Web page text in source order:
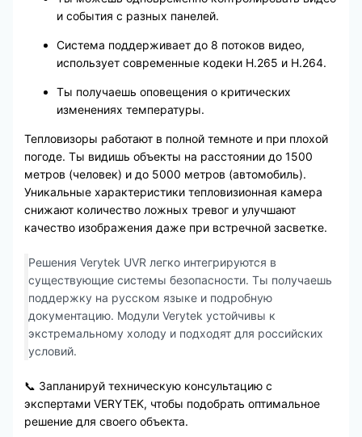
и события с разных панелей.
Система поддерживает до 8 потоков видео,
использует современные кодеки H.265 и H.264.
Ты получаешь оповещения о критических
изменениях температуры.
Тепловизоры работают в полной темноте и при плохой
погоде. Ты видишь объекты на расстоянии до 1500
метров (человек) и до 5000 метров (автомобиль).
Уникальные характеристики тепловизионная камера
снижают количество ложных тревог и улучшают
качество изображения даже при встречной засветке.
Решения Verytek UVR легко интегрируются в
существующие системы безопасности. Ты получаешь
поддержку на русском языке и подробную
документацию. Модули Verytek устойчивы к
экстремальному холоду и подходят для российских
условий.
📞 Запланируй техническую консультацию с
экспертами VERYTEK, чтобы подобрать оптимальное
решение для своего объекта.